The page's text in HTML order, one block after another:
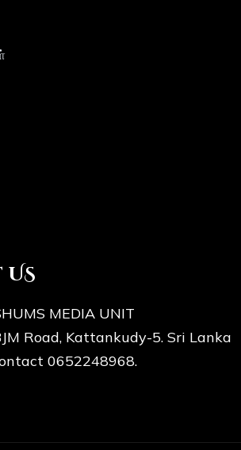
US
MEDIA UNIT
Road, Kattankudy-5. Sri Lanka
0652248968.